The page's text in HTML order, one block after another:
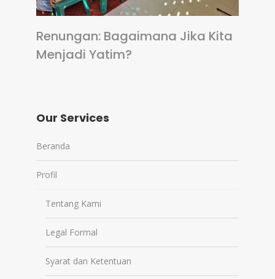
Renungan: Bagaimana Jika Kita
Menjadi Yatim?
Our Services
Beranda
Profil
Tentang Kami
Legal Formal
Syarat dan Ketentuan